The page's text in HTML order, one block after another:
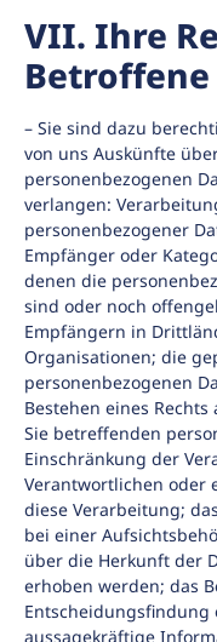
VII. Ihre
Betroffene
– Sie sind dazu
von uns Auskünfte
personenbezogenen
verlangen:
personenbezogener
Empfänger oder
denen die
sind oder noch
Empfängern in
Organisationen; die
personenbezogenen
Bestehen eines
Sie betreffenden
Einschränkung der
Verantwortlichen oder
diese Verarbeitung;
bei einer
über die Herkunft der
erhoben werden; das
aussagekräftige